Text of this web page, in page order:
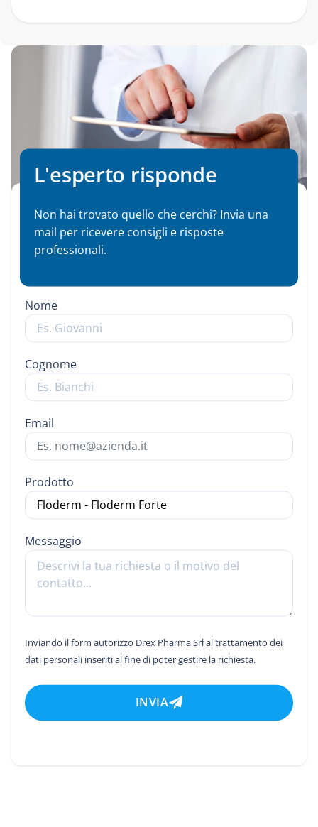
L'esperto risponde
Non hai trovato quello che cerchi? Invia una
mail per ricevere consigli e risposte
professionali.
Nome
Cognome
Email
Prodotto
Messaggio
Inviando il form autorizzo Drex Pharma Srl al trattamento dei
dati personali inseriti al fine di poter gestire la richiesta.
INVIA